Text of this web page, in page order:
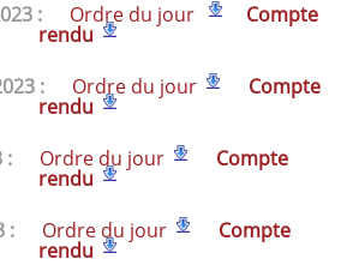
:
Ordre du jour Compte
rendu
:
Ordre du jour Compte
rendu
:
Ordre du jour Compte
rendu
:
Ordre du jour Compte
rendu